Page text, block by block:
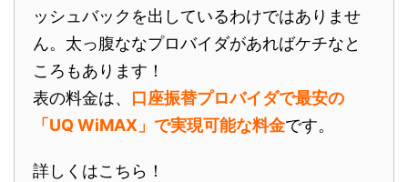
ッシュバックを出しているわけではありませ
ん。太っ腹ななプロバイダがあればケチなと
ころもあります！
表の料金は、 口座振替プロバイダで最安の
「UQ WiMAX」で実現可能な料金です。
詳しくはこちら！